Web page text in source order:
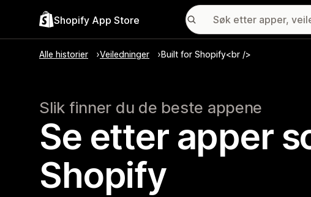
Shopify App Store
Alle historier Veiledninger Built for Shopify<br />
Slik finner du de beste appene
Se etter apper
Shopify